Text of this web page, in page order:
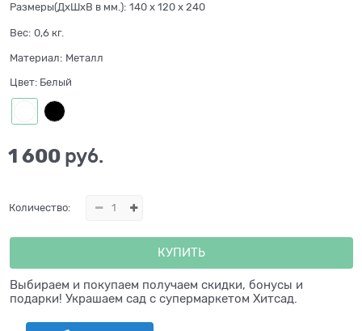
Размеры(ДхШхВ в мм.): 140 x 120 x 240
Вес: 0,6 кг.
Материал: Металл
Цвет: Белый
1 600 руб.
Количество:
КУПИТЬ
Выбираем и покупаем получаем скидки, бонусы и
подарки! Украшаем сад с супермаркетом Хитсад.